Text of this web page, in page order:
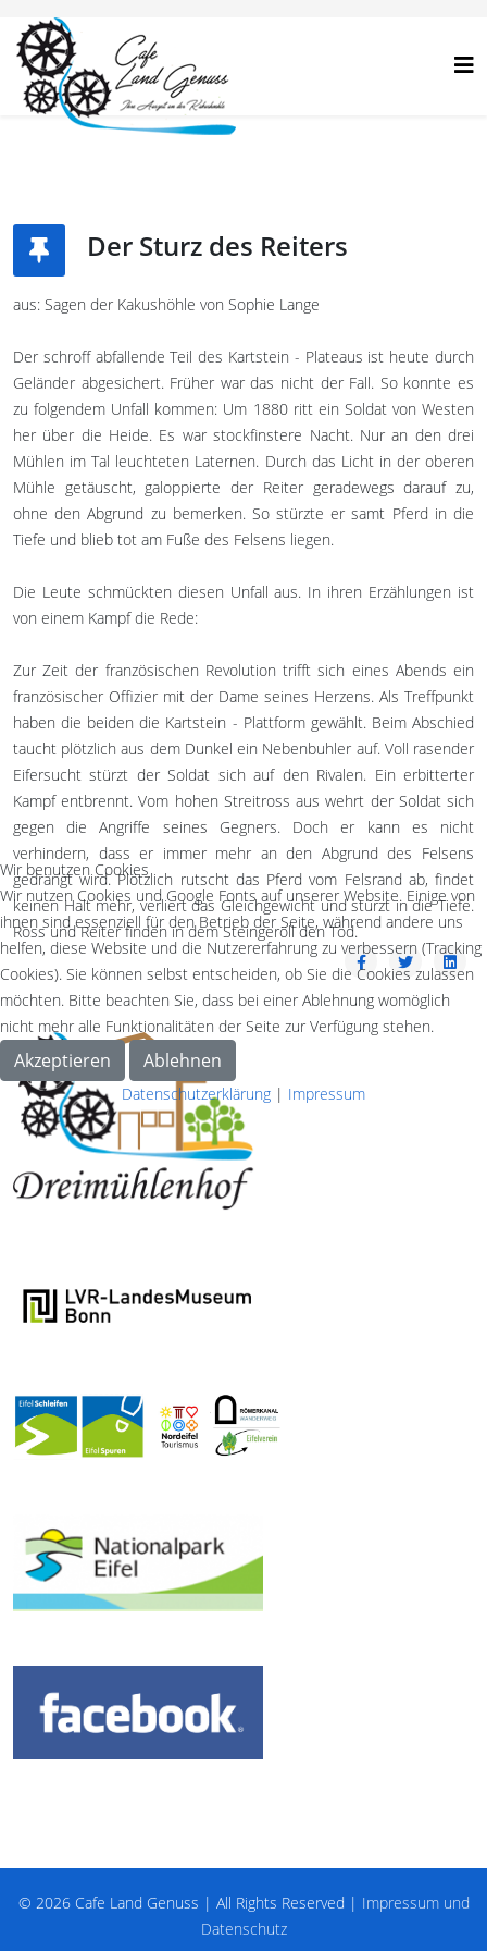
Der Sturz des Reiters
aus: Sagen der Kakushöhle von Sophie Lange
Der schroff abfallende Teil des Kartstein - Plateaus ist heute durch
Geländer abgesichert. Früher war das nicht der Fall. So konnte es
zu folgendem Unfall kommen: Um 1880 ritt ein Soldat von Westen
her über die Heide. Es war stockfinstere Nacht. Nur an den drei
Mühlen im Tal leuchteten Laternen. Durch das Licht in der oberen
Mühle getäuscht, galoppierte der Reiter geradewegs darauf zu,
ohne den Abgrund zu bemerken. So stürzte er samt Pferd in die
Tiefe und blieb tot am Fuße des Felsens liegen.
Die Leute schmückten diesen Unfall aus. In ihren Erzählungen ist
von einem Kampf die Rede:
Zur Zeit der französischen Revolution trifft sich eines Abends ein
französischer Offizier mit der Dame seines Herzens. Als Treffpunkt
haben die beiden die Kartstein - Plattform gewählt. Beim Abschied
taucht plötzlich aus dem Dunkel ein Nebenbuhler auf. Voll rasender
Eifersucht stürzt der Soldat sich auf den Rivalen. Ein erbitterter
Kampf entbrennt. Vom hohen Streitross aus wehrt der Soldat sich
gegen die Angriffe seines Gegners. Doch er kann es nicht
verhindern, dass er immer mehr an den Abgrund des Felsens
gedrängt wird. Plötzlich rutscht das Pferd vom Felsrand ab, findet
keinen Halt mehr, verliert das Gleichgewicht und stürzt in die Tiefe.
Ross und Reiter finden in dem Steingeröll den Tod.
© 2026 Cafe Land Genuss | All Rights Reserved | Impressum und
Datenschutz
Wir benutzen Cookies
Wir nutzen Cookies und Google Fonts auf unserer Website. Einige von
ihnen sind essenziell für den Betrieb der Seite, während andere uns
helfen, diese Website und die Nutzererfahrung zu verbessern (Tracking
Cookies). Sie können selbst entscheiden, ob Sie die Cookies zulassen
möchten. Bitte beachten Sie, dass bei einer Ablehnung womöglich
nicht mehr alle Funktionalitäten der Seite zur Verfügung stehen.
Akzeptieren Ablehnen
Datenschutzerklärung | Impressum